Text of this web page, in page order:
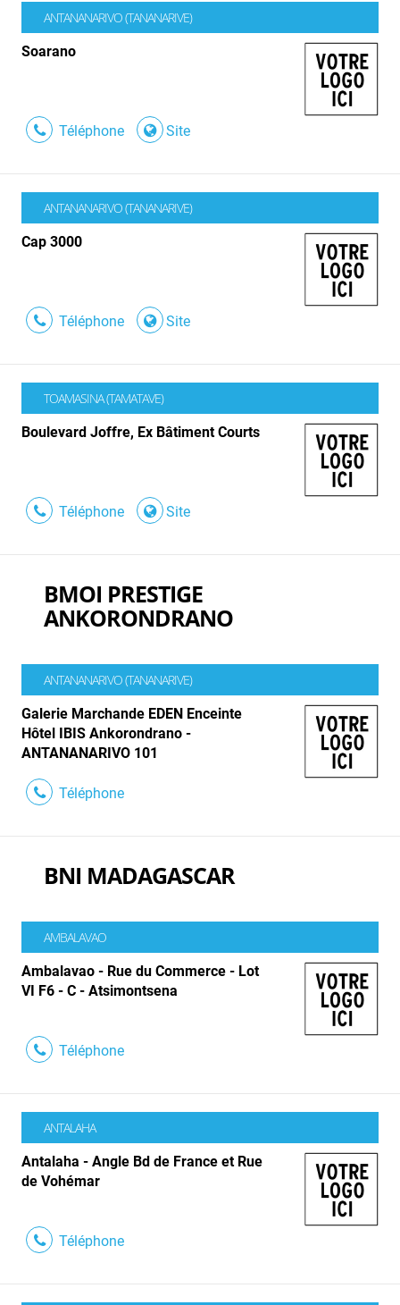
ANTANANARIVO (TANANARIVE)
Soarano
Téléphone Site
ANTANANARIVO (TANANARIVE)
Cap 3000
Téléphone Site
TOAMASINA (TAMATAVE)
Boulevard Joffre, Ex Bâtiment Courts
Téléphone Site
BMOI PRESTIGE
ANKORONDRANO
ANTANANARIVO (TANANARIVE)
Galerie Marchande EDEN Enceinte
Hôtel IBIS Ankorondrano -
ANTANANARIVO 101
Téléphone
BNI MADAGASCAR
AMBALAVAO
Ambalavao - Rue du Commerce - Lot
VI F6 - C - Atsimontsena
Téléphone
ANTALAHA
Antalaha - Angle Bd de France et Rue
de Vohémar
Téléphone